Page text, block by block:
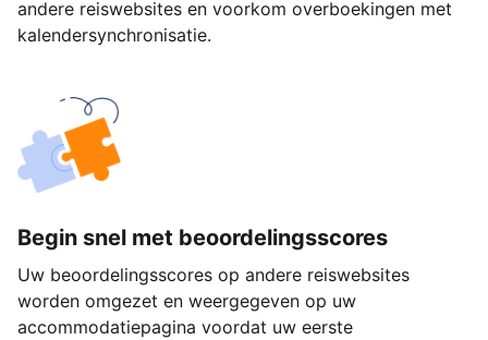
andere reiswebsites en voorkom overboekingen met
kalendersynchronisatie.
Begin snel met beoordelingsscores
Uw beoordelingsscores op andere reiswebsites
worden omgezet en weergegeven op uw
accommodatiepagina voordat uw eerste